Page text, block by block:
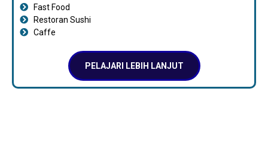
Fast Food
Restoran Sushi
Caffe
PELAJARI LEBIH LANJUT